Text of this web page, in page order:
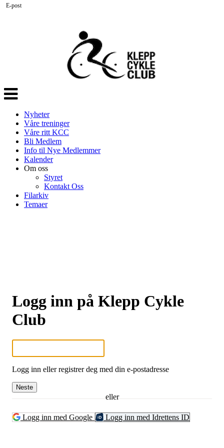
Veksle
navigasjon
Nyheter
Våre treninger
Våre ritt KCC
Bli Medlem
Info til Nye Medlemmer
Kalender
Om oss
Styret
Kontakt Oss
Filarkiv
Temaer
Logg inn på Klepp Cykle
Club
E-post
Logg inn eller registrer deg med din e-postadresse
Neste
eller
Logg inn med Google Logg inn med Idrettens ID